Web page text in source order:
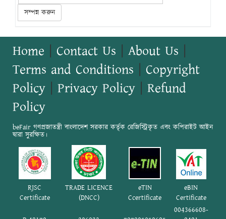
সম্পন্ন করুন
Home Contact Us About Us
Terms and Conditions
Copyright
Policy
Privacy Policy
Refund
Policy
beFair গণপ্রজাতন্ত্রী বাংলাদেশ সরকার কর্তৃক রেজিস্ট্রিকৃত এবং কপিরাইট আইন
দ্বারা সুরক্ষিত।
RJSC
Certificate
TRADE LICENCE
(DNCC)
eTIN
Ccertificate
eBIN
Certificate
004366608-